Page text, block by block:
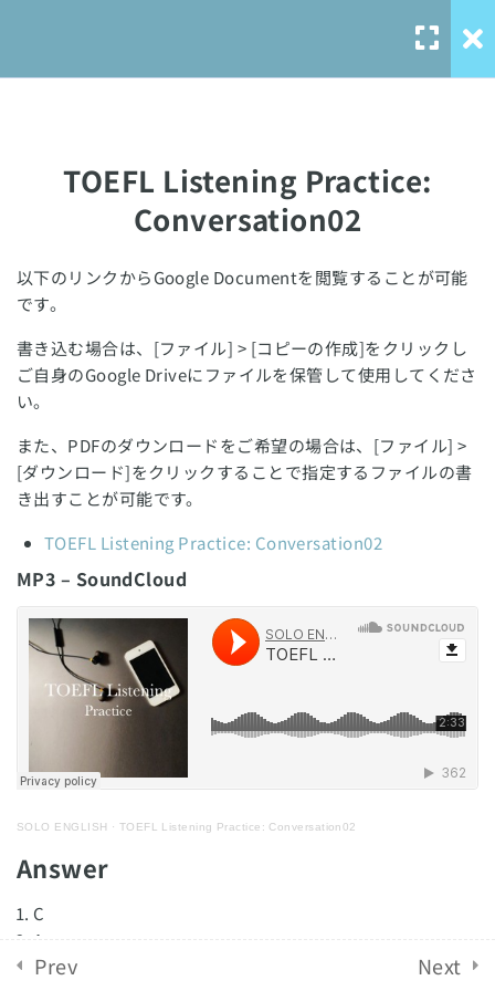
TOEFL Listening Practice:
Conversation03
TOEFL Listening Practice:
Conversation04
TOEFL Listening Practice:
Conversation05
TOEFL Listening Practice:
Conversation06
TOEFL Listening Practice:
TOEFL Listening Practice:
Conversation08
TOEFL Listening Practice:
TOEFL Listening Practice:
TOEFL Listening Practice:
TOEFL Listening Practice:
TOEFL Listening Practice:
Conversation02
以下のリンクからGoogle Documentを閲覧することが可能
です。
書き込む場合は、[ファイル] > [コピーの作成]をクリックし
ご自身のGoogle Driveにファイルを保管して使用してくださ
い。
また、PDFのダウンロードをご希望の場合は、[ファイル] >
[ダウンロード]をクリックすることで指定するファイルの書
き出すことが可能です。
TOEFL Listening Practice: Conversation02
MP3 – SoundCloud
SOLO ENGLISH · TOEFL Listening Practice: Conversation02
Answer
C
A
C
Prev Next
Our Service
solo-
language.com
solo-ielts-
toefl.com
English Revolution 2021. Powered bySolo Group